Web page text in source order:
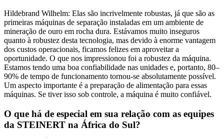
Hildebrand Wilhelm: Elas são incrivelmente robustas, já que são as
primeiras máquinas de separação instaladas em um ambiente de
mineração de ouro em rocha dura. Estávamos muito inseguros
quanto à robustez desta tecnologia, mas devido à enorme vantagem
dos custos operacionais, ficamos felizes em aproveitar a
oportunidade. O que nos impressionou foi a robustez da máquina.
Estamos tendo uma boa confiabilidade nas unidades e, portanto, 80–
90% de tempo de funcionamento tornou-se absolutamente possível.
Um aspecto importante é a preparação de alimentação para essas
máquinas. Se tiver isso sob controle, a máquina é muito confiável.
O que há de especial em sua relação com as equipes
da STEINERT na África do Sul?